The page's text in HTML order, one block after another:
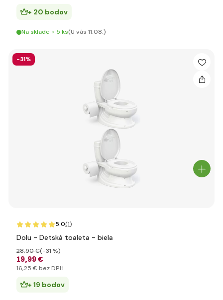
+ 20 bodov
Na sklade > 5 ks(U vás 11.08.)
-31%
5.0(1)
Dolu - Detská toaleta - biela
19,99 €
28,90 €(-31 %)
16,25 € bez DPH
+ 19 bodov